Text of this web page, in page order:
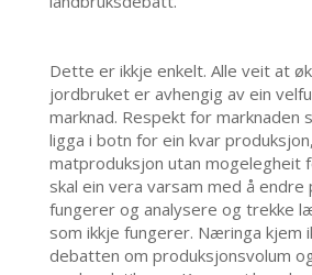
Dette er ikkje enkelt. Alle veit at
jordbruket er avhengig av ein
marknad. Respekt for marknaden
ligga i botn for ein kvar
matproduksjon utan mogelegheit
skal ein vera varsam med å endre
fungerer og analysere og trekke
som ikkje fungerer. Næringa kjem
debatten om produksjonsvolum